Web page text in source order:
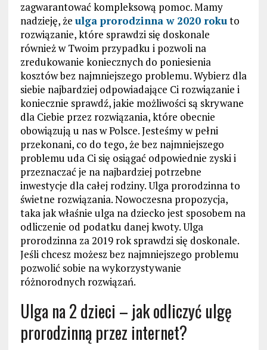
zagwarantować kompleksową pomoc. Mamy
nadzieję, że ulga prorodzinna w 2020 rokuto
rozwiązanie, które sprawdzi się doskonale
również w Twoim przypadku i pozwoli na
zredukowanie koniecznych do poniesienia
kosztów bez najmniejszego problemu. Wybierz dla
siebie najbardziej odpowiadające Ci rozwiązanie i
koniecznie sprawdź, jakie możliwości są skrywane
dla Ciebie przez rozwiązania, które obecnie
obowiązują u nas w Polsce. Jesteśmy w pełni
przekonani, co do tego, że bez najmniejszego
problemu uda Ci się osiągać odpowiednie zyski i
przeznaczać je na najbardziej potrzebne
inwestycje dla całej rodziny. Ulga prorodzinna to
świetne rozwiązania. Nowoczesna propozycja,
taka jak właśnie ulga na dziecko jest sposobem na
odliczenie od podatku danej kwoty. Ulga
prorodzinna za 2019 rok sprawdzi się doskonale.
Jeśli chcesz możesz bez najmniejszego problemu
pozwolić sobie na wykorzystywanie
różnorodnych rozwiązań.
Ulga na 2 dzieci – jak odliczyć ulgę
prorodzinną przez internet?